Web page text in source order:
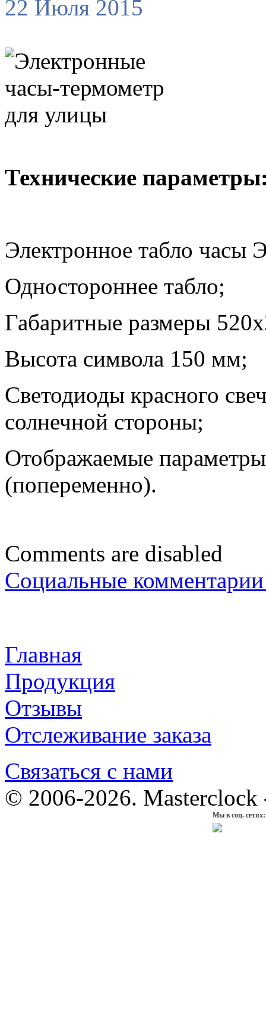
22 Июля 2015
Технические
Электронное табло часы
Одностороннее табло;
Габаритные размеры
Высота символа 150 мм;
Светодиоды красного
солнечной стороны;
Отображаемые
(попеременно).
Comments are disabled
Социальные
Главная
Продукция
Отзывы
Отслеживание заказа
Связаться с нами
© 2006-2026.
Мы в соц. сетях: